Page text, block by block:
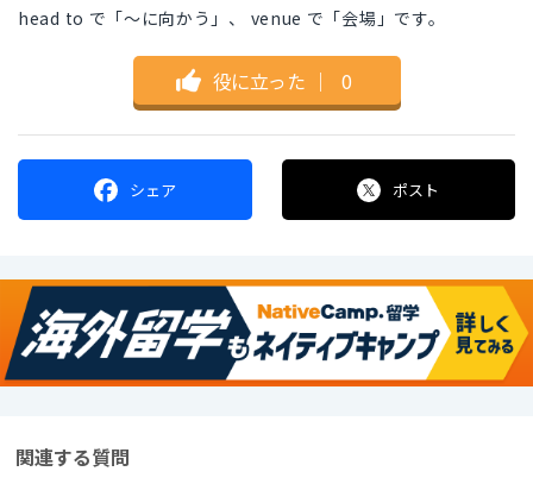
head to で「～に向かう」、 venue で「会場」です。
役に立った ｜ 0
シェア ポスト
関連する質問